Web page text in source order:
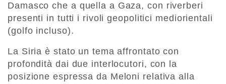
Damasco che a quella a Gaza, con riverberi
presenti in tutti i rivoli geopolitici mediorientali
(golfo incluso).
La Siria è stato un tema affrontato con
profondità dai due interlocutori, con la
posizione espressa da Meloni relativa alla